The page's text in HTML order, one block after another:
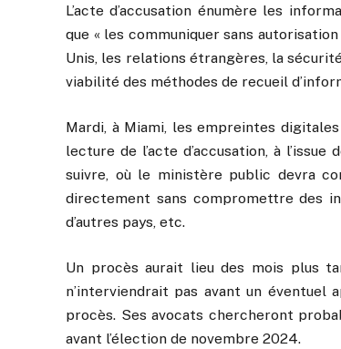
L’acte d’accusation énumère les
que « les communiquer sans
Unis, les relations étrangères, la
viabilité des méthodes de recueil
Mardi, à Miami, les empreintes
lecture de l’acte d’accusation, à
suivre, où le ministère public devra
directement sans compromettre des
d’autres pays, etc.
Un procès aurait lieu des mois plus
n’interviendrait pas avant un éventuel
procès. Ses avocats chercheront
avant l’élection de novembre 2024.